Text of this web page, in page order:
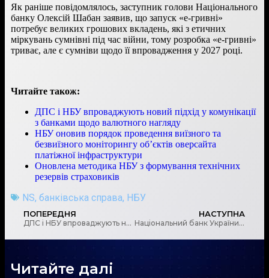
Як раніше повідомлялось, заступник голови Національного
банку Олексій Шабан заявив, що запуск «е-гривні»
потребує великих грошових вкладень, які з етичних
міркувань сумнівні під час війни, тому розробка «е-гривні»
триває, але є сумніви щодо її впровадження у 2027 році.
Читайте також:
ДПС і НБУ впроваджують новий підхід у комунікації
з банками щодо валютного нагляду
НБУ оновив порядок проведення виїзного та
безвиїзного моніторингу об’єктів оверсайта
платіжної інфраструктури
Оновлена методика НБУ з формування технічних
резервів страховиків
NS, банківська справа, НБУ
ПОПЕРЕДНЯ
ДПС і НБУ впроваджують новий підхід у комунікації з банками щодо валютного нагляду
НАСТУПНА
Національний банк України оновив порядок виконання міжбанківських платіжних операцій в Україні в національній валюті
Читайте далі